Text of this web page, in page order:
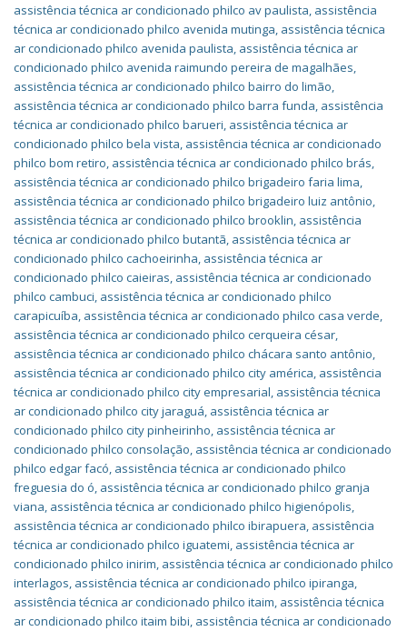
assistência técnica ar condicionado philco av paulista, assistência
técnica ar condicionado philco avenida mutinga, assistência técnica
ar condicionado philco avenida paulista, assistência técnica ar
condicionado philco avenida raimundo pereira de magalhães,
assistência técnica ar condicionado philco bairro do limão,
assistência técnica ar condicionado philco barra funda, assistência
técnica ar condicionado philco barueri, assistência técnica ar
condicionado philco bela vista, assistência técnica ar condicionado
philco bom retiro, assistência técnica ar condicionado philco brás,
assistência técnica ar condicionado philco brigadeiro faria lima,
assistência técnica ar condicionado philco brigadeiro luiz antônio,
assistência técnica ar condicionado philco brooklin, assistência
técnica ar condicionado philco butantã, assistência técnica ar
condicionado philco cachoeirinha, assistência técnica ar
condicionado philco caieiras, assistência técnica ar condicionado
philco cambuci, assistência técnica ar condicionado philco
carapicuíba, assistência técnica ar condicionado philco casa verde,
assistência técnica ar condicionado philco cerqueira césar,
assistência técnica ar condicionado philco chácara santo antônio,
assistência técnica ar condicionado philco city américa, assistência
técnica ar condicionado philco city empresarial, assistência técnica
ar condicionado philco city jaraguá, assistência técnica ar
condicionado philco city pinheirinho, assistência técnica ar
condicionado philco consolação, assistência técnica ar condicionado
philco edgar facó, assistência técnica ar condicionado philco
freguesia do ó, assistência técnica ar condicionado philco granja
viana, assistência técnica ar condicionado philco higienópolis,
assistência técnica ar condicionado philco ibirapuera, assistência
técnica ar condicionado philco iguatemi, assistência técnica ar
condicionado philco inirim, assistência técnica ar condicionado philco
interlagos, assistência técnica ar condicionado philco ipiranga,
assistência técnica ar condicionado philco itaim, assistência técnica
ar condicionado philco itaim bibi, assistência técnica ar condicionado